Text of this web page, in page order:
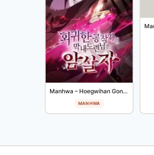
Manhwa – Hoegwihan Gongjakgaui Mangnaedoryeonnimeun Amsalja
MANHWA